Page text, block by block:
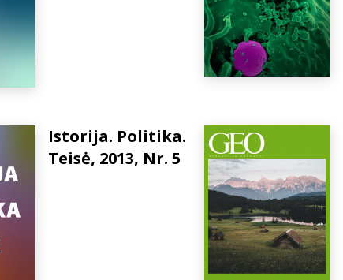
Istorija. Politika.
Teisė, 2013, Nr. 5